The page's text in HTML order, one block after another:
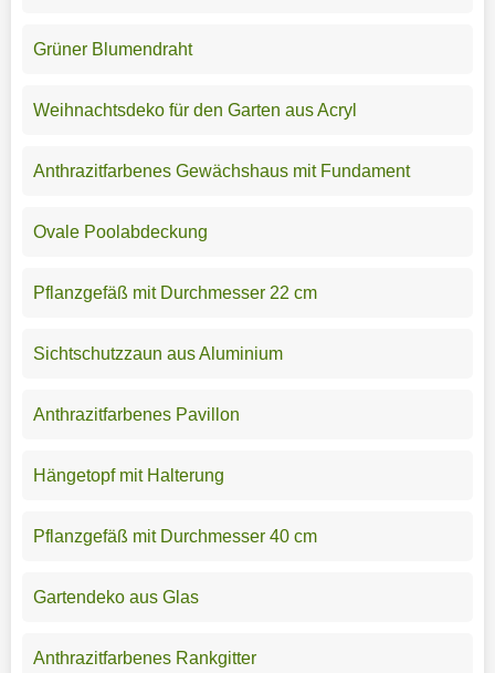
Grüner Blumendraht
Weihnachtsdeko für den Garten aus Acryl
Anthrazitfarbenes Gewächshaus mit Fundament
Ovale Poolabdeckung
Pflanzgefäß mit Durchmesser 22 cm
Sichtschutzzaun aus Aluminium
Anthrazitfarbenes Pavillon
Hängetopf mit Halterung
Pflanzgefäß mit Durchmesser 40 cm
Gartendeko aus Glas
Anthrazitfarbenes Rankgitter